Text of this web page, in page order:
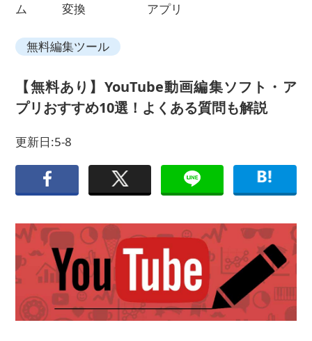
ム
変換
アプリ
無料編集ツール
【無料あり】YouTube動画編集ソフト・ア
プリおすすめ10選！よくある質問も解説
更新日:5-8